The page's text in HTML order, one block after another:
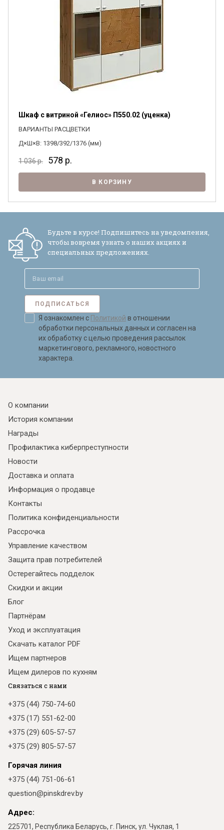
Я ознакомлен сПолитикойв отношении
обработки персональных данных и
согласен на их обработку.
Шкаф с витриной «Гелиос» П550.02 (уценка)
ВАРИАНТЫ РАСЦВЕТКИ
Д×Ш×В: 1398/392/1376 (мм)
1 036р. 578 р.
В КОРЗИНУ
Будьте в курсе! Подпишитесь на уведомления,
чтобы вовремя узнать о наших акциях и
специальных предложениях.
ПОДПИСАТЬСЯ
Я ознакомлен с Политикой в отношении
обработки персональных данных и согласен на
их обработку с целью проведения рассылок
маркетингового, рекламного, новостного
характера.
О компании
История компании
Награды
Профилактика киберпреступности
Новости
Доставка и оплата
Информация о продавце
Контакты
Политика конфиденциальности
Рассрочка
Управление качеством
Защита прав потребителей
Остерегайтесь подделок
Скидки и акции
Блог
Партнёрам
Уход и эксплуатация
Скачать каталог PDF
Ищем партнеров
Ищем дилеров по кухням
Связаться с нами
+375 (44) 750-74-60
+375 (17) 551-62-00
+375 (29) 605-57-57
+375 (29) 805-57-57
Горячая линия
+375 (44) 751-06-61
question@pinskdrev.by
Адрес:
225701, Республика Беларусь, г. Пинск, ул. Чуклая, 1